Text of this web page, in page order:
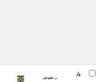
4.